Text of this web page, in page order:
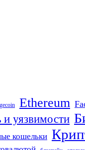
Ethereum
и уязвимости
кошельки